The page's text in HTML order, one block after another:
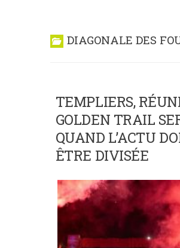
DIAGONALE DES
TEMPLIERS,
GOLDEN TRAIL
QUAND L’ACTU
ÊTRE DIVISÉE